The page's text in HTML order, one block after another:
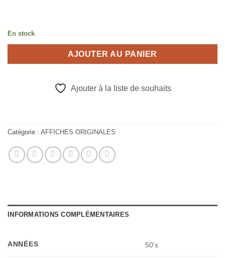
En stock
AJOUTER AU PANIER
Ajouter à la liste de souhaits
Catégorie : AFFICHES ORIGINALES
INFORMATIONS COMPLÉMENTAIRES
ANNÉES 50's